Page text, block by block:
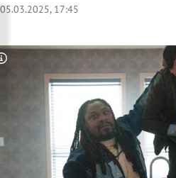
Untermenü
Untermenü
Untermenü
Untermenü
Untermenü
05.03.2025, 17:45
Copyright-Hinweis öffnen/schließen